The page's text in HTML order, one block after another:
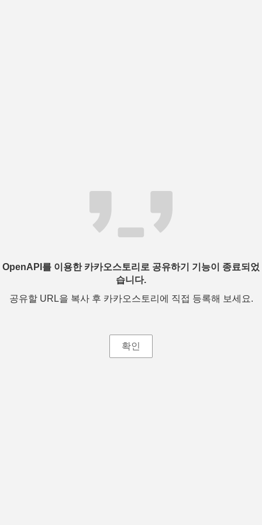
OpenAPI를 이용한 카카오스토리로 공유하기 기능이 종료되었
습니다.
공유할 URL을 복사 후 카카오스토리에 직접 등록해 보세요.
확인